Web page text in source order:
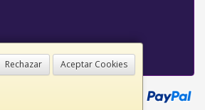
Rechazar Aceptar Cookies